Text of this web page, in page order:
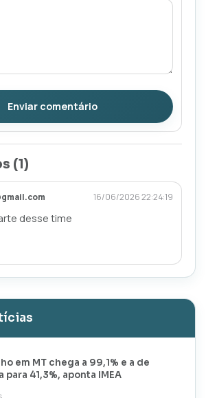
Enviar comentário
(1)
16/06/2026 22:24:19
desse time
em MT chega a 99,1% e a de
para 41,3%, aponta IMEA